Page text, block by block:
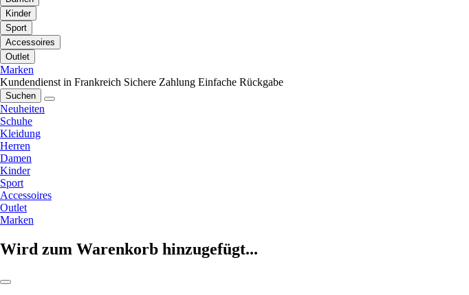
Kinder
Sport
Accessoires
Outlet
Marken
Kundendienst in Frankreich Sichere Zahlung Einfache Rückgabe
Suchen
Neuheiten
Schuhe
Kleidung
Herren
Damen
Kinder
Sport
Accessoires
Outlet
Marken
Wird zum Warenkorb hinzugefügt...